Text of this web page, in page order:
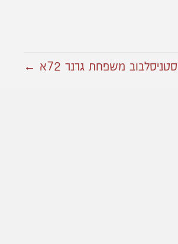
סטניסלבוב משפחת גרנר 72א ←